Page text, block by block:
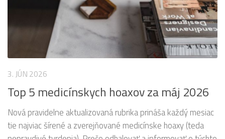
3. JÚN 2026
Top 5 medicínskych hoaxov za máj 2026
Nová pravidelne aktualizovaná rubrika prináša každý mesiac
tie najviac šírené a zverejňované medicínske hoaxy (teda